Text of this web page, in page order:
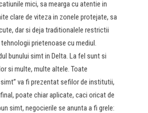
mici, sa mearga cu atentie in
clare de viteza in zonele protejate, sa
dar si deja traditionalele restrictii
prietenoase cu mediul.
bunului simt in Delta. La fel sunt si
si multe, multe altele. Toate
va fi prezentat sefilor de institutii,
poate chiar aplicate, caci oricat de
simt, negocierile se anunta a fi grele: